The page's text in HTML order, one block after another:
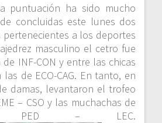
puntuación ha sido mucho
concluidas este lunes dos
pertenecientes a los deportes
masculino el cetro fue
INF-CON y entre las chicas
de ECO-CAG. En tanto, en
damas, levantaron el trofeo
– CSO y las muchachas de
– LEC.